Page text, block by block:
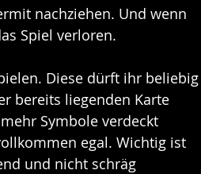
nachziehen. Und wenn
Spiel verloren.
Diese dürft ihr beliebig
bereits liegenden Karte
Symbole verdeckt
egal. Wichtig ist
und nicht schräg